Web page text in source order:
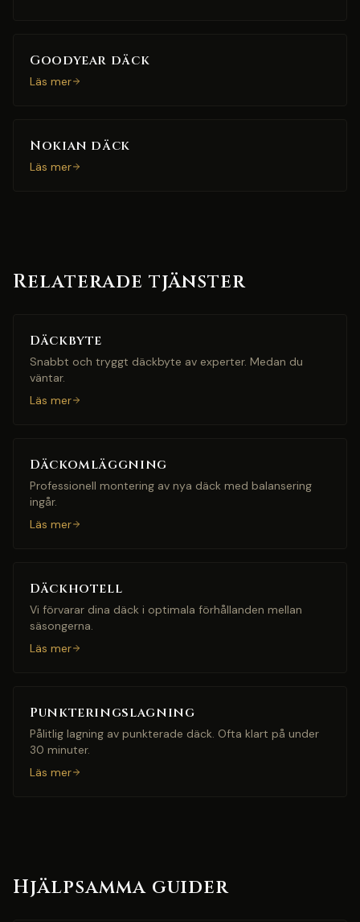
Goodyear däck
Läs mer
Nokian däck
Läs mer
Relaterade tjänster
Däckbyte
Snabbt och tryggt däckbyte av experter. Medan du
väntar.
Läs mer
Däckomläggning
Professionell montering av nya däck med balansering
ingår.
Läs mer
Däckhotell
Vi förvarar dina däck i optimala förhållanden mellan
säsongerna.
Läs mer
Punkteringslagning
Pålitlig lagning av punkterade däck. Ofta klart på under
30 minuter.
Läs mer
Hjälpsamma guider